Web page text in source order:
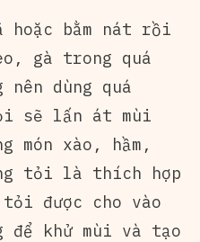
hoặc bằm nát rồi
gà trong quá
dùng quá
sẽ lấn át mùi
món xào, hầm,
tỏi là thích hợp
được cho vào
để khử mùi và tạo